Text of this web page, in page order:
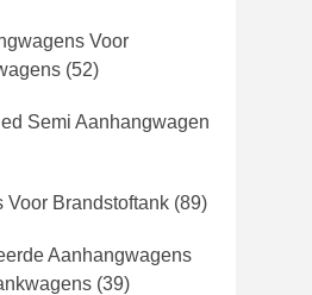
Voor
(52)
Semi Aanhangwagen
Voor Brandstoftank (89)
Aanhangwagens
(39)